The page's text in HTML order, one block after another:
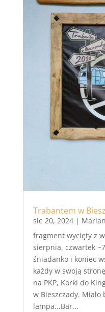
Trabantem w
sie 20, 2024| Marian
fragment wycięty z
sierpnia, czwartek
śniadanko i koniec
każdy w swoją
na PKP, Korki do
w Bieszczady.
lampa...Bar...